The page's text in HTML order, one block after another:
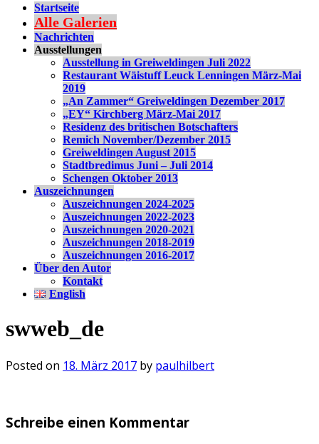
Startseite
Alle Galerien
Nachrichten
Ausstellungen
Ausstellung in Greiweldingen Juli 2022
Restaurant Wäistuff Leuck Lenningen März-Mai
2019
„An Zammer“ Greiweldingen Dezember 2017
„EY“ Kirchberg März-Mai 2017
Residenz des britischen Botschafters
Remich November/Dezember 2015
Greiweldingen August 2015
Stadtbredimus Juni – Juli 2014
Schengen Oktober 2013
Auszeichnungen
Auszeichnungen 2024-2025
Auszeichnungen 2022-2023
Auszeichnungen 2020-2021
Auszeichnungen 2018-2019
Auszeichnungen 2016-2017
Über den Autor
Kontakt
English
swweb_de
Posted on 18. März 2017 by paulhilbert
Schreibe einen Kommentar